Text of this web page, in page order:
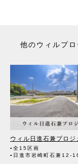
（7）上記、（1）か
と思われる当社及び
します。
（8）宅地建物取引
します。
（9）ご成約の際の物
査定に利用します。
見の根拠」として仲
●第三者に提供する目
上記「1.お客様の個
て、その利用目的の
他のウィルプ
ウィル日進石兼プロジ
▪全15区画
▪日進市岩崎町石兼12-